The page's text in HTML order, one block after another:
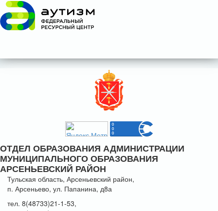
ОТДЕЛ ОБРАЗОВАНИЯ АДМИНИСТРАЦИИ
МУНИЦИПАЛЬНОГО ОБРАЗОВАНИЯ
АРСЕНЬЕВСКИЙ РАЙОН
Тульская область, Арсеньевский район,
п. Арсеньево, ул. Папанина, д8а
тел. 8(48733)21-1-53,